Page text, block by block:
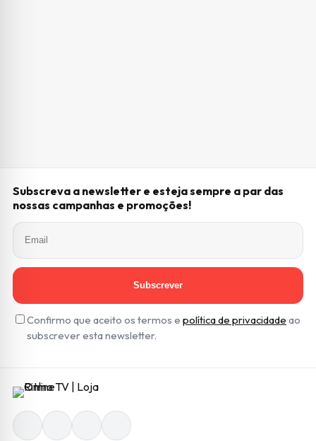
Subscreva a newsletter e esteja sempre a par das
nossas campanhas e promoções!
Subscrever
Confirmo que aceito os termos e política de privacidade ao
subscrever esta newsletter.